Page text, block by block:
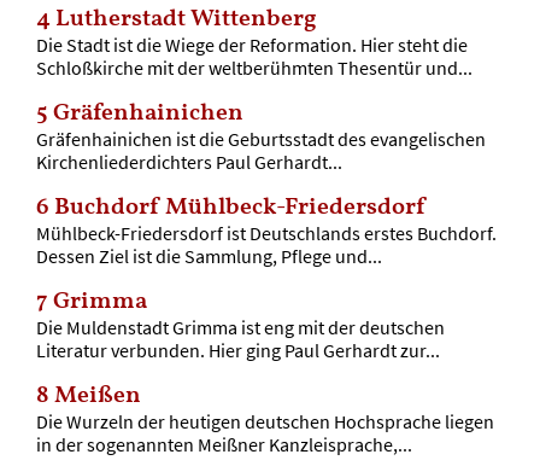
4Lutherstadt Wittenberg
Die Stadt ist die Wiege der Reformation. Hier steht die
Schloßkirche mit der weltberühmten Thesentür und...
5Gräfenhainichen
Gräfenhainichen ist die Geburtsstadt des evangelischen
Kirchenliederdichters Paul Gerhardt...
6 Buchdorf Mühlbeck-Friedersdorf
Mühlbeck-Friedersdorf ist Deutschlands erstes Buchdorf.
Dessen Ziel ist die Sammlung, Pflege und...
7Grimma
Die Muldenstadt Grimma ist eng mit der deutschen
Literatur verbunden. Hier ging Paul Gerhardt zur...
8Meißen
Die Wurzeln der heutigen deutschen Hochsprache liegen
in der sogenannten Meißner Kanzleisprache,...